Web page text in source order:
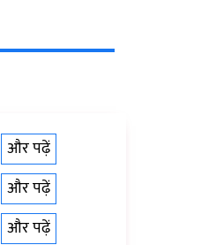
और पढ़ें
और पढ़ें
और पढ़ें